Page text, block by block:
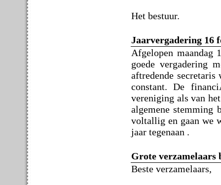
Het bestuur.
Jaarvergadering 16
Afgelopen maandag
goede vergadering
aftredende
constant. De
vereniging als van
algemene stemming
voltallig en gaan we
jaar tegenaan .
Grote verzamelaars
Beste verzamelaars,